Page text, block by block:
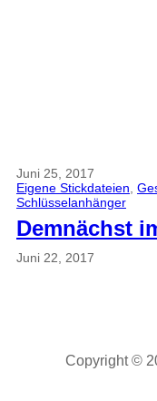
Juni 25, 2017
Eigene Stickdateien,
Schlüsselanhänger
Demnächst
Juni 22, 2017
Copyright ©